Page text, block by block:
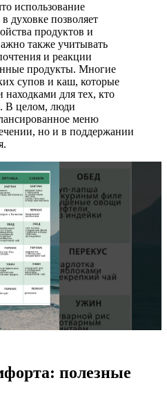
использование
духовке позволяет
продуктов и
также учитывать
и реакции
продукты. Многие
супов и каш, которые
находками для тех, кто
В целом, люди
меню
но и в поддержании
полезные